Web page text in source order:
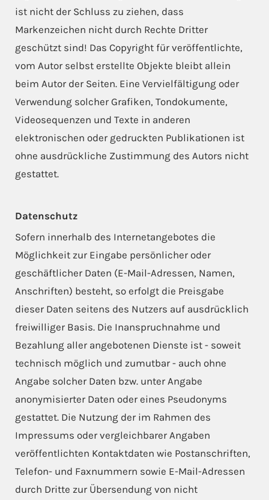
ist nicht der Schluss zu ziehen, dass
Markenzeichen nicht durch Rechte Dritter
geschützt sind! Das Copyright für veröffentlichte,
vom Autor selbst erstellte Objekte bleibt allein
beim Autor der Seiten. Eine Vervielfältigung oder
Verwendung solcher Grafiken, Tondokumente,
Videosequenzen und Texte in anderen
elektronischen oder gedruckten Publikationen ist
ohne ausdrückliche Zustimmung des Autors nicht
gestattet.
Datenschutz
Sofern innerhalb des Internetangebotes die
Möglichkeit zur Eingabe persönlicher oder
geschäftlicher Daten (E-Mail-Adressen, Namen,
Anschriften) besteht, so erfolgt die Preisgabe
dieser Daten seitens des Nutzers auf ausdrücklich
freiwilliger Basis. Die Inanspruchnahme und
Bezahlung aller angebotenen Dienste ist - soweit
technisch möglich und zumutbar - auch ohne
Angabe solcher Daten bzw. unter Angabe
anonymisierter Daten oder eines Pseudonyms
gestattet. Die Nutzung der im Rahmen des
Impressums oder vergleichbarer Angaben
veröffentlichten Kontaktdaten wie Postanschriften,
Telefon- und Faxnummern sowie E-Mail-Adressen
durch Dritte zur Übersendung von nicht